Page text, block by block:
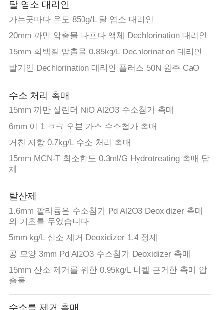
탈 염소 대리인
가는곳마다 온도 850g/L 탈 염소 대리인
20mm 까만 압출물 나프다 액체 Dechlorination 대리인
15mm 회백질 압출물 0.85kg/L Dechlorination 대리인
발기인 Dechlorination 대리인 플러스 50N 원주 CaO
수소 처리 촉매
15mm 까만 실린더 NiO Al2O3 수소첨가 촉매
6mm 이 1 코크 오븐 가스 수소첨가 촉매
거친 저항 0.7kg/L 수소 처리 촉매
15mm MCN-T 최소한도 0.3ml/G Hydrotreating 촉매 담
체
탈산제
1.6mm 팔라듐은 수소첨가 Pd Al2O3 Deoxidizer 촉매
의 기초를 두었습니다
5mm kg/L 산소 제거 Deoxidizer 1.4 정제
공 모양 3mm Pd Al2O3 수소첨가 Deoxidizer 촉매
15mm 산소 제거를 위한 0.95kg/L 니켈 근거한 촉매 압
출물
수소를 제거 촉매